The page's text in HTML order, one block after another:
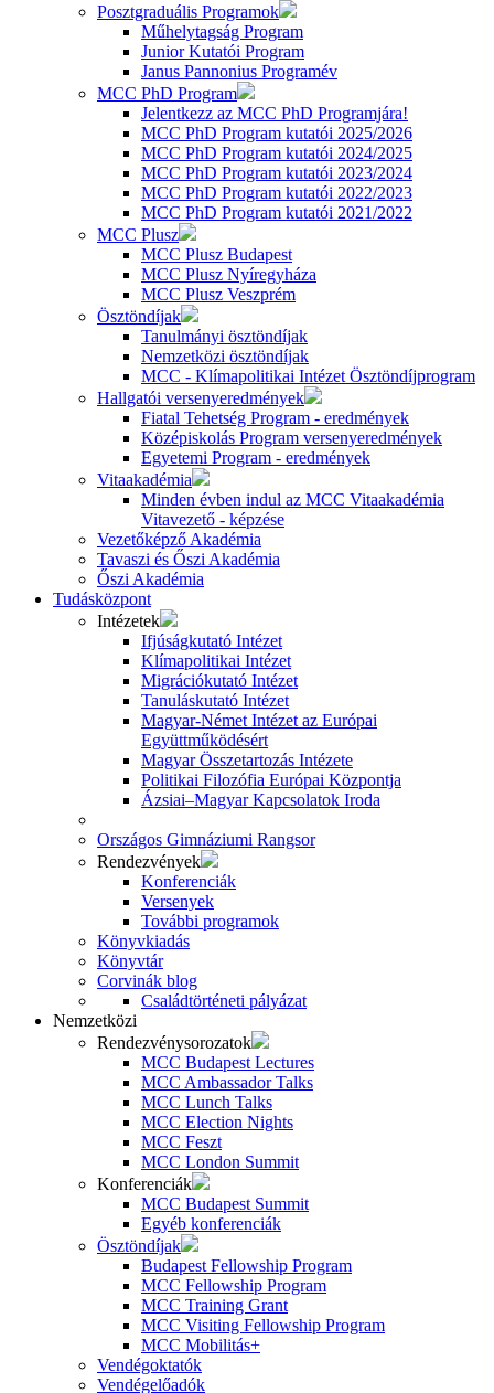
Posztgraduális Programok
Műhelytagság Program
Junior Kutatói Program
Janus Pannonius Programév
MCC PhD Program
Jelentkezz az MCC PhD Programjára!
MCC PhD Program kutatói 2025/2026
MCC PhD Program kutatói 2024/2025
MCC PhD Program kutatói 2023/2024
MCC PhD Program kutatói 2022/2023
MCC PhD Program kutatói 2021/2022
MCC Plusz
MCC Plusz Budapest
MCC Plusz Nyíregyháza
MCC Plusz Veszprém
Ösztöndíjak
Tanulmányi ösztöndíjak
Nemzetközi ösztöndíjak
MCC - Klímapolitikai Intézet Ösztöndíjprogram
Hallgatói versenyeredmények
Fiatal Tehetség Program - eredmények
Középiskolás Program versenyeredmények
Egyetemi Program - eredmények
Vitaakadémia
Minden évben indul az MCC Vitaakadémia
Vitavezető - képzése
Vezetőképző Akadémia
Tavaszi és Őszi Akadémia
Őszi Akadémia
Tudásközpont
Intézetek
Ifjúságkutató Intézet
Klímapolitikai Intézet
Migrációkutató Intézet
Tanuláskutató Intézet
Magyar-Német Intézet az Európai
Együttműködésért
Magyar Összetartozás Intézete
Politikai Filozófia Európai Központja
Ázsiai–Magyar Kapcsolatok Iroda
Országos Gimnáziumi Rangsor
Rendezvények
Konferenciák
Versenyek
További programok
Könyvkiadás
Könyvtár
Corvinák blog
Családtörténeti pályázat
Nemzetközi
Rendezvénysorozatok
MCC Budapest Lectures
MCC Ambassador Talks
MCC Lunch Talks
MCC Election Nights
MCC Feszt
MCC London Summit
Konferenciák
MCC Budapest Summit
Egyéb konferenciák
Ösztöndíjak
Budapest Fellowship Program
MCC Fellowship Program
MCC Training Grant
MCC Visiting Fellowship Program
MCC Mobilitás+
Vendégoktatók
Vendégelőadók